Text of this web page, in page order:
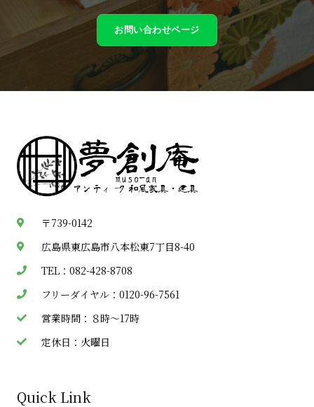
お問い合わせページ
〒739-0142
広島県東広島市八本松東7丁目8-40
TEL：082-428-8708
フリーダイヤル：0120-96-7561
営業時間：８時～17時
定休日：火曜日
Quick Link